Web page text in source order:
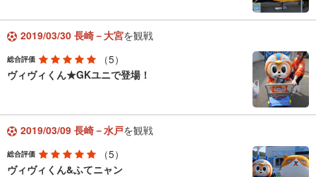
2019/03/30 長崎－大宮を観戦
総合評価
（5）
ヴィヴィくん★GKユニで登場！
2019/03/09 長崎－水戸を観戦
総合評価
（5）
ヴィヴィくん&ふてニャン